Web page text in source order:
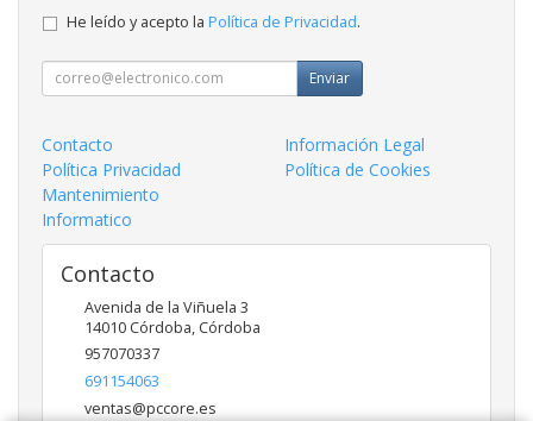
He leído y acepto la Política de Privacidad.
Enviar
Contacto
Información Legal
Política Privacidad
Política de Cookies
Mantenimiento
Informatico
Contacto
Avenida de la Viñuela 3
14010 Córdoba, Córdoba
957070337
691154063
ventas@pccore.es